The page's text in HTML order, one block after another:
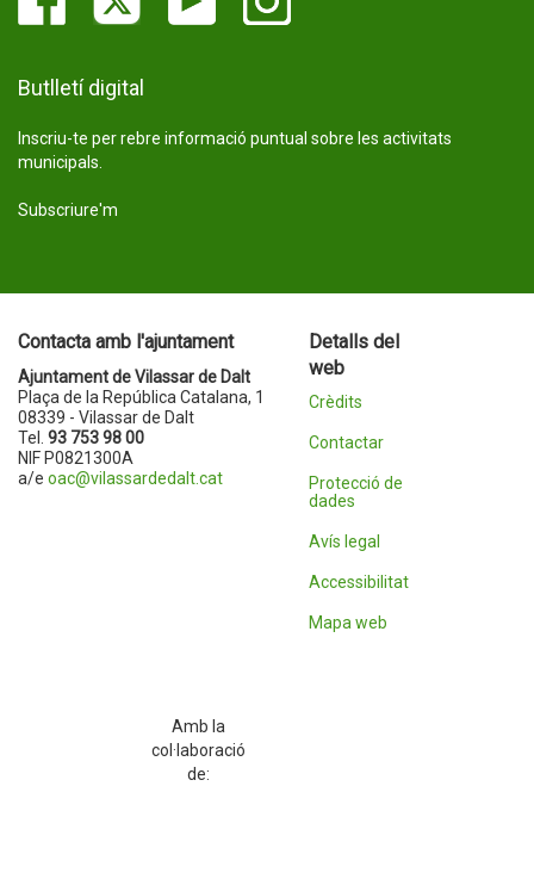
Butlletí digital
Inscriu-te per rebre informació puntual sobre les activitats
municipals.
Subscriure'm
Contacta amb l'ajuntament
Ajuntament de Vilassar de Dalt
Plaça de la República Catalana, 1
08339 - Vilassar de Dalt
Tel. 93 753 98 00
NIF P0821300A
a/e oac@vilassardedalt.cat
Detalls del
web
Crèdits
Contactar
Protecció de
dades
Avís legal
Accessibilitat
Mapa web
Amb la
col·laboració
de: